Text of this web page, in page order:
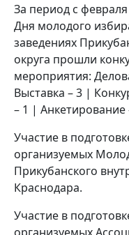
За период с
Дня молодого
заведениях
округа прошли
мероприятия:
Выставка – 3 |
– 1 | Анкетирование
Участие в
организуемых
Прикубанского
Краснодара.
Участие в
организуемых